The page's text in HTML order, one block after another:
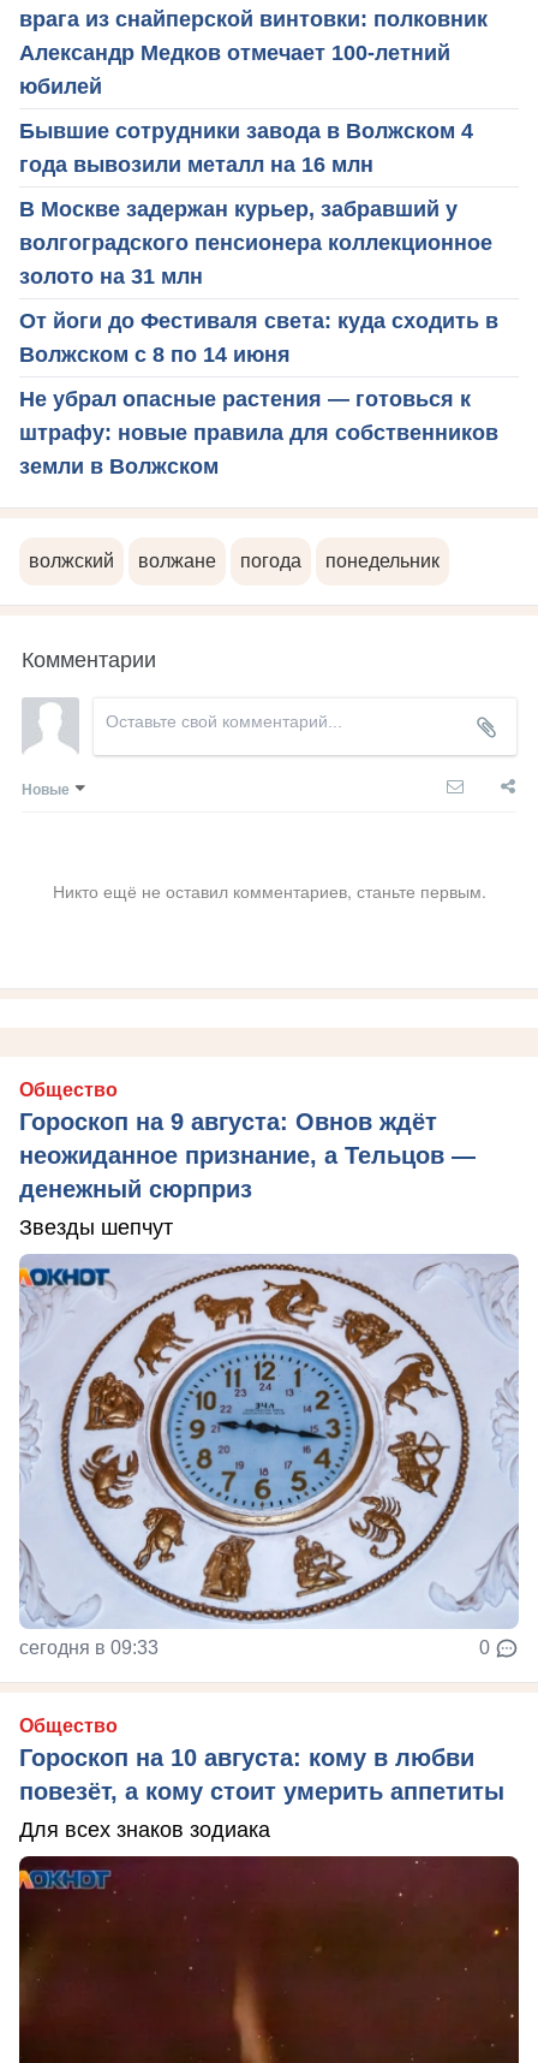
врага из снайперской винтовки: полковник
Александр Медков отмечает 100-летний
юбилей
Бывшие сотрудники завода в Волжском 4
года вывозили металл на 16 млн
В Москве задержан курьер, забравший у
волгоградского пенсионера коллекционное
золото на 31 млн
От йоги до Фестиваля света: куда сходить в
Волжском с 8 по 14 июня
Не убрал опасные растения — готовься к
штрафу: новые правила для собственников
земли в Волжском
волжский волжане погода понедельник
Комментарии
Новые
Никто ещё не оставил комментариев, станьте первым.
Общество
Гороскоп на 9 августа: Овнов ждёт
неожиданное признание, а Тельцов —
денежный сюрприз
Звезды шепчут
сегодня в 09:33 0
Общество
Гороскоп на 10 августа: кому в любви
повезёт, а кому стоит умерить аппетиты
Для всех знаков зодиака